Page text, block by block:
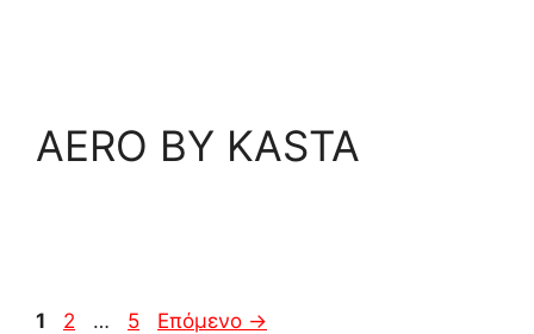
AERO BY KASTA
Σελίδα
1 Σελίδα
2 … Σελίδα
5 Επόμενο →